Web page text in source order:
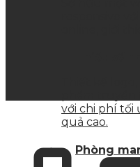
với chi phí tối
quả cao.
Phòng